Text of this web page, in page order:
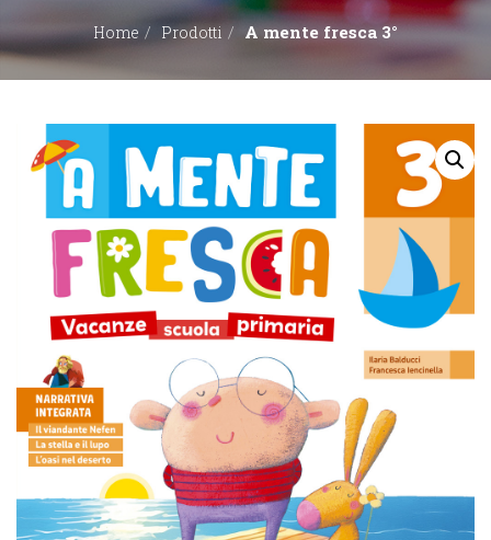
EDITORI
LIBRERIE
Home Prodotti A mente fresca 3°